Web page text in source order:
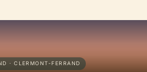
· CLERMONT-FERRAND